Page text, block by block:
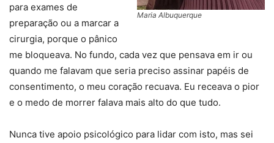
Maria Albuquerque
para exames de
preparação ou a marcar a
cirurgia, porque o pânico
me bloqueava. No fundo, cada vez que pensava em ir ou
quando me falavam que seria preciso assinar papéis de
consentimento, o meu coração recuava. Eu receava o pior
e o medo de morrer falava mais alto do que tudo.
Nunca tive apoio psicológico para lidar com isto, mas sei